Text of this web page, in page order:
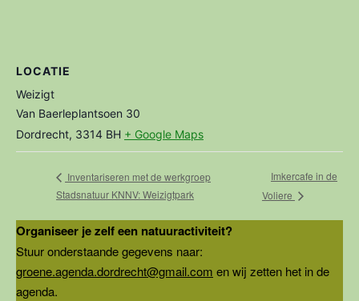
LOCATIE
Weizigt
Van Baerleplantsoen 30
Dordrecht, 3314 BH + Google Maps
Inventariseren met de werkgroep
Stadsnatuur KNNV: Weizigtpark
Imkercafe in de
Voliere
Organiseer je zelf een natuuractiviteit?
Stuur onderstaande gegevens naar:
groene.agenda.dordrecht@gmail.com en wij zetten het in de
agenda.